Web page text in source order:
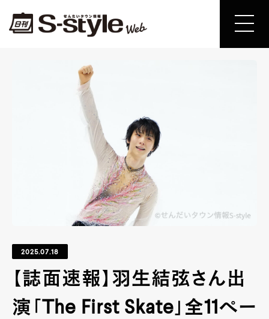
2025.07.18
【誌面速報】羽生結弦さん出
演「The First Skate」全11ペー